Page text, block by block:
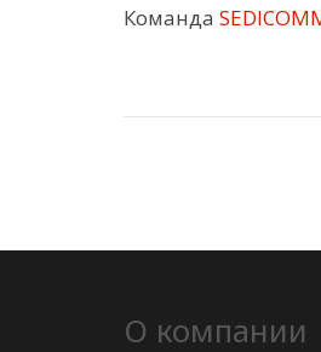
Команда
О компании